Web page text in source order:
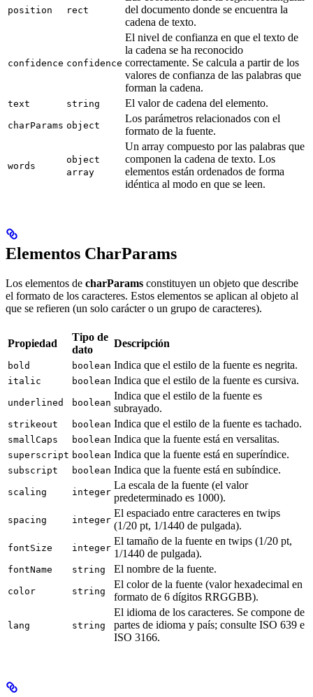
position rect
del documento donde se encuentra la
cadena de texto.
confidence confidence
El nivel de confianza en que el texto de
la cadena se ha reconocido
correctamente. Se calcula a partir de los
valores de confianza de las palabras que
forman la cadena.
text string El valor de cadena del elemento.
charParams object
Los parámetros relacionados con el
formato de la fuente.
words
object
array
Un array compuesto por las palabras que
componen la cadena de texto. Los
elementos están ordenados de forma
idéntica al modo en que se leen.
Elementos CharParams
Los elementos de charParams constituyen un objeto que describe
el formato de los caracteres. Estos elementos se aplican al objeto al
que se refieren (un solo carácter o un grupo de caracteres).
Propiedad
Tipo de
dato
Descripción
bold boolean Indica que el estilo de la fuente es negrita.
italic boolean Indica que el estilo de la fuente es cursiva.
underlined boolean
Indica que el estilo de la fuente es
subrayado.
strikeout boolean Indica que el estilo de la fuente es tachado.
smallCaps boolean Indica que la fuente está en versalitas.
superscript boolean Indica que la fuente está en superíndice.
subscript boolean Indica que la fuente está en subíndice.
scaling integer
La escala de la fuente (el valor
predeterminado es 1000).
spacing integer
El espaciado entre caracteres en twips
(1/20 pt, 1/1440 de pulgada).
fontSize integer
El tamaño de la fuente en twips (1/20 pt,
1/1440 de pulgada).
fontName string El nombre de la fuente.
color string
El color de la fuente (valor hexadecimal en
formato de 6 dígitos RRGGBB).
lang string
El idioma de los caracteres. Se compone de
partes de idioma y país; consulte ISO 639 e
ISO 3166.